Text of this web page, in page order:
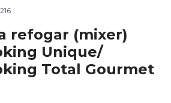
refogar (mixer)
Unique/
Total Gourmet